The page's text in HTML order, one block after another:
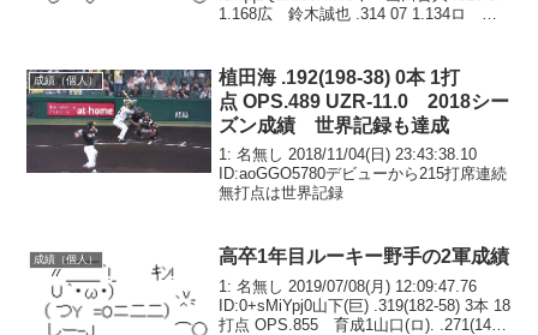
1.168広 鈴木誠也 .314 07 1.134ロ レ
成績（個人）
植田海 .192(198-38) 0本 1打
点 OPS.489 UZR-11.0 2018シー
ズン成績 世界記録も達成
1: 名無し 2018/11/04(日) 23:43:38.10
ID:aoGGO5780デビューから215打席連続
無打点は世界記録
成績（個人） 高卒1年目ルーキー野手の2軍成績
1: 名無し 2019/07/08(月) 12:09:47.76
ID:0+sMiYpj0山下(巨) .319(182-58) 3本 18
打点 OPS.855 育成1山口(ロ). .271(144-